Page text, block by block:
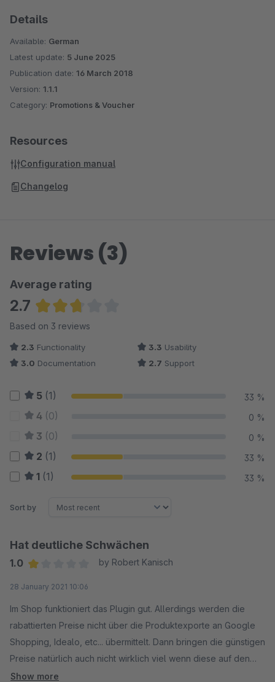
wenn ein Artikel nicht bereits eine andere Promotion
Artikel mehrere Rabatte erhält. Alternativ können Sie aber
auch einstellen, dass eine Promotion nur dann greifen
Details
Available: German
Latest update: 5 June 2025
Publication date: 16 March 2018
Version: 1.1.1
Category: Promotions & Voucher
Resources
Configuration manual
Changelog
Reviews (3)
Average rating
2.7
Average rating of 2.67 out of 5 stars
Based on 3 reviews
2.3 Functionality 3.3 Usability
3.0 Documentation 2.7 Support
5 (1) 33 %
4 (0) 0 %
3 (0) 0 %
2 (1) 33 %
1 (1) 33 %
Sort by
Hat deutliche Schwächen
1.0
by Robert Kanisch
28 January 2021 10:06
Im Shop funktioniert das Plugin gut. Allerdings werden die
rabattierten Preise nicht über die Produktexporte an Google
Shopping, Idealo, etc... übermittelt. Dann bringen die günstigen
Preise natürlich auch nicht wirklich viel wenn diese auf den
Plattformen nicht gelistet sind. Vor Dreischild gibt es keinen
Show more